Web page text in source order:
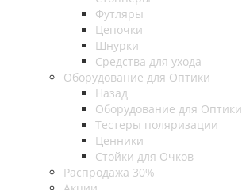
Футляры
Цепочки
Шнурки
Средства для ухода
Оборудование для Оптики
Назад
Оборудование для Оптики
Тестеры поляризации
Ценники
Стойки для Очков
Распродажа 30%